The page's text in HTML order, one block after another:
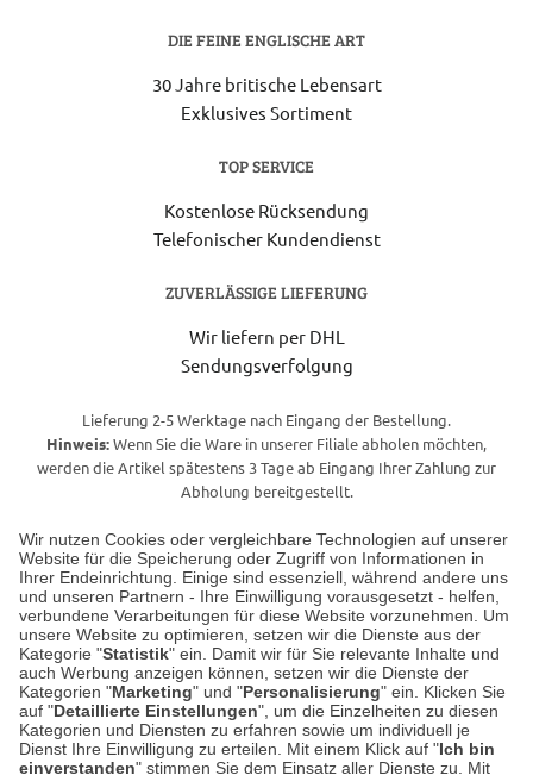
Wir nutzen Cookies oder vergleichbare Technologien auf unserer
Website für die Speicherung oder Zugriff von Informationen in
Ihrer Endeinrichtung. Einige sind essenziell, während andere uns
und unseren Partnern - Ihre Einwilligung vorausgesetzt - helfen,
verbundene Verarbeitungen für diese Website vorzunehmen. Um
unsere Website zu optimieren, setzen wir die Dienste aus der
Kategorie "Statistik" ein. Damit wir für Sie relevante Inhalte und
auch Werbung anzeigen können, setzen wir die Dienste der
Kategorien "Marketing" und "Personalisierung" ein. Klicken Sie
auf "Detaillierte Einstellungen", um die Einzelheiten zu diesen
Kategorien und Diensten zu erfahren sowie um individuell je
Dienst Ihre Einwilligung zu erteilen. Mit einem Klick auf "Ich bin
einverstanden" stimmen Sie dem Einsatz aller Dienste zu. Mit
DIE FEINE ENGLISCHE ART
30 Jahre britische Lebensart
Exklusives Sortiment
TOP SERVICE
Kostenlose Rücksendung
Telefonischer Kundendienst
ZUVERLÄSSIGE LIEFERUNG
Wir liefern per DHL
Sendungsverfolgung
Lieferung 2-5 Werktage nach Eingang der Bestellung.
Hinweis:Wenn Sie die Ware in unserer Filiale abholen möchten,
werden die Artikel spätestens 3 Tage ab Eingang Ihrer Zahlung zur
Abholung bereitgestellt.
Unser Geschäft in Meckenheim
Auf dem Steinbüchel 6
53340 Meckenheim
Montag bis Samstag 9:00 Uhr bis 18:00 Uhr
weitere Information